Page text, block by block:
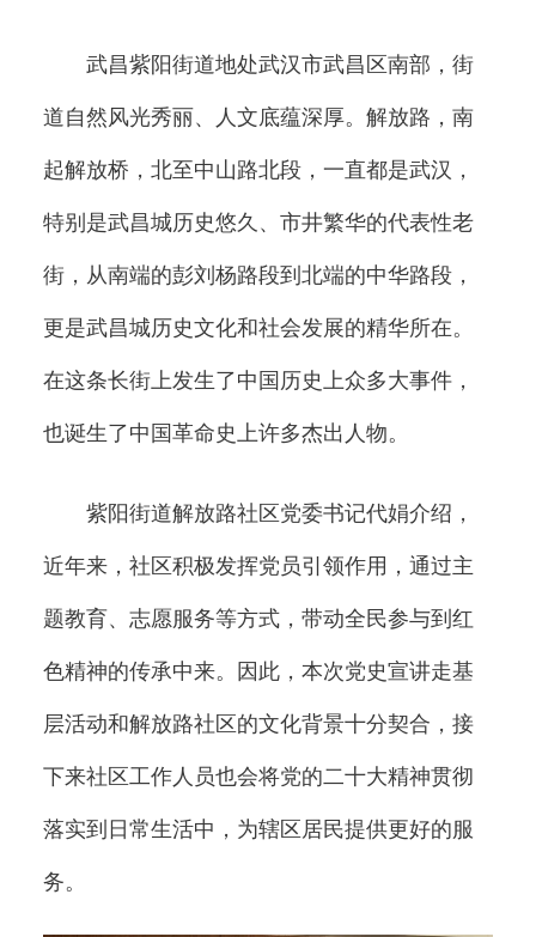
武昌紫阳街道地处武汉市武昌区南部，街
道自然风光秀丽、人文底蕴深厚。解放路，南
起解放桥，北至中山路北段，一直都是武汉，
特别是武昌城历史悠久、市井繁华的代表性老
街，从南端的彭刘杨路段到北端的中华路段，
更是武昌城历史文化和社会发展的精华所在。
在这条长街上发生了中国历史上众多大事件，
也诞生了中国革命史上许多杰出人物。
紫阳街道解放路社区党委书记代娟介绍，
近年来，社区积极发挥党员引领作用，通过主
题教育、志愿服务等方式，带动全民参与到红
色精神的传承中来。因此，本次党史宣讲走基
层活动和解放路社区的文化背景十分契合，接
下来社区工作人员也会将党的二十大精神贯彻
落实到日常生活中，为辖区居民提供更好的服
务。